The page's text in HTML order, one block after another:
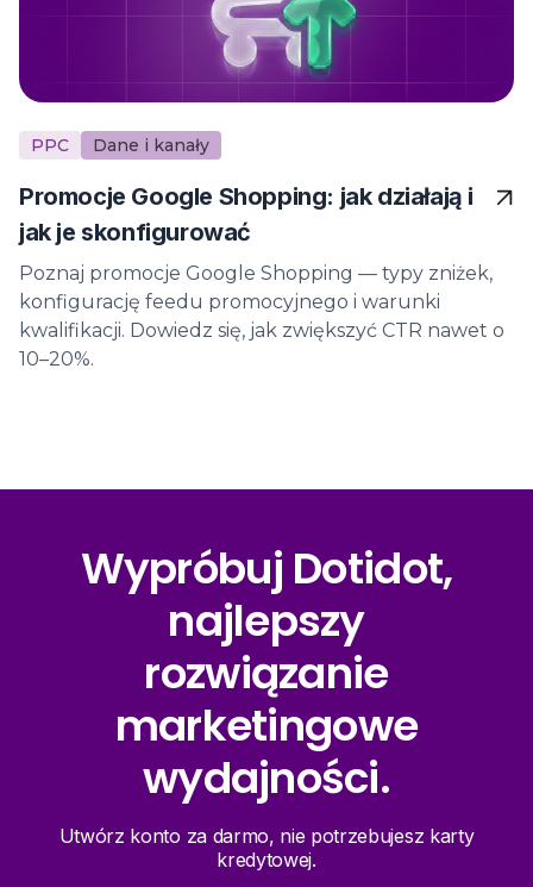
PPC Dane i kanały
Promocje Google Shopping: jak działają i
jak je skonfigurować
Poznaj promocje Google Shopping — typy zniżek,
konfigurację feedu promocyjnego i warunki
kwalifikacji. Dowiedz się, jak zwiększyć CTR nawet o
10–20%.
Wypróbuj Dotidot,
najlepszy
rozwiązanie
marketingowe
wydajności.
Utwórz konto za darmo, nie potrzebujesz karty
kredytowej.